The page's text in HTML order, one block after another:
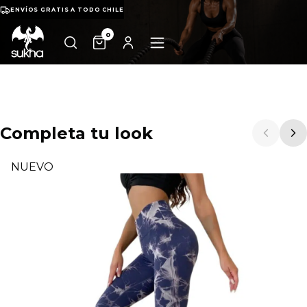
ENVÍOS GRATIS A TODO CHILE
0
Completa tu look
NUEVO